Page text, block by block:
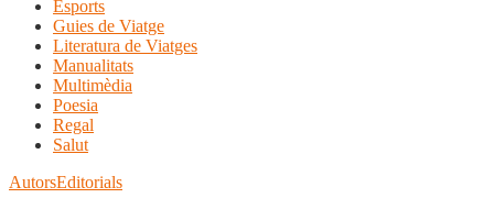
Esports
Guies de Viatge
Literatura de Viatges
Manualitats
Multimèdia
Poesia
Regal
Salut
AutorsEditorials